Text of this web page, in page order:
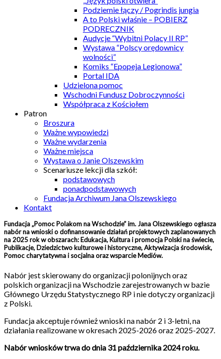
Podziemie łączy / Pogrindis jungia
A to Polski właśnie – POBIERZ
PODRECZNIK
Audycje “Wybitni Polacy II RP”
Wystawa “Polscy orędownicy
wolności”
Komiks “Epopeja Legionowa”
Portal IDA
Udzielona pomoc
Wschodni Fundusz Dobroczynności
Współpraca z Kościołem
Patron
Broszura
Ważne wypowiedzi
Ważne wydarzenia
Ważne miejsca
Wystawa o Janie Olszewskim
Scenariusze lekcji dla szkół:
podstawowych
ponadpodstawowych
Fundacja Archiwum Jana Olszewskiego
Kontakt
Fundacja „Pomoc Polakom na Wschodzie” im. Jana Olszewskiego ogłasza
nabór na wnioski o dofinansowanie działań projektowych zaplanowanych
na 2025 rok w obszarach: Edukacja, Kultura i promocja Polski na świecie,
Publikacje, Dziedzictwo kulturowe i historyczne, Aktywizacja środowisk,
Pomoc charytatywna i socjalna oraz wsparcie Mediów.
Nabór jest skierowany do organizacji polonijnych oraz
polskich organizacji na Wschodzie zarejestrowanych w bazie
Głównego Urzędu Statystycznego RP i nie dotyczy organizacji
z Polski.
Fundacja akceptuje również wnioski na nabór 2 i 3-letni, na
działania realizowane w okresach 2025-2026 oraz 2025-2027.
Nabór wniosków trwa do dnia 31 października 2024 roku.